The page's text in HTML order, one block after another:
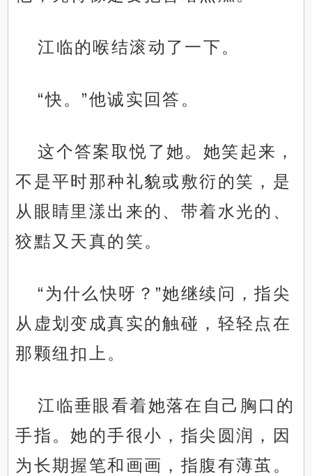
江临的喉结滚动了一下。
“快。”他诚实回答。
这个答案取悦了她。她笑起来，
不是平时那种礼貌或敷衍的笑，是
从眼睛里漾出来的、带着水光的、
狡黠又天真的笑。
“为什么快呀？”她继续问，指尖
从虚划变成真实的触碰，轻轻点在
那颗纽扣上。
江临垂眼看着她落在自己胸口的
手指。她的手很小，指尖圆润，因
为长期握笔和画画，指腹有薄茧。